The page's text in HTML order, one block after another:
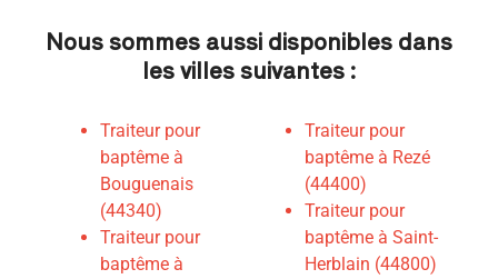
Nous sommes aussi disponibles dans
les villes suivantes :
Traiteur pour
baptême à
Bouguenais
(44340)
Traiteur pour
baptême à
Traiteur pour
baptême à Rezé
(44400)
Traiteur pour
baptême à Saint-
Herblain (44800)